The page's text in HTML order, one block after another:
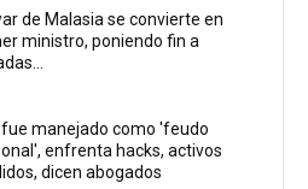
de Malasia se convierte en
ministro, poniendo fin a
fue manejado como 'feudo
enfrenta hacks, activos
dicen abogados